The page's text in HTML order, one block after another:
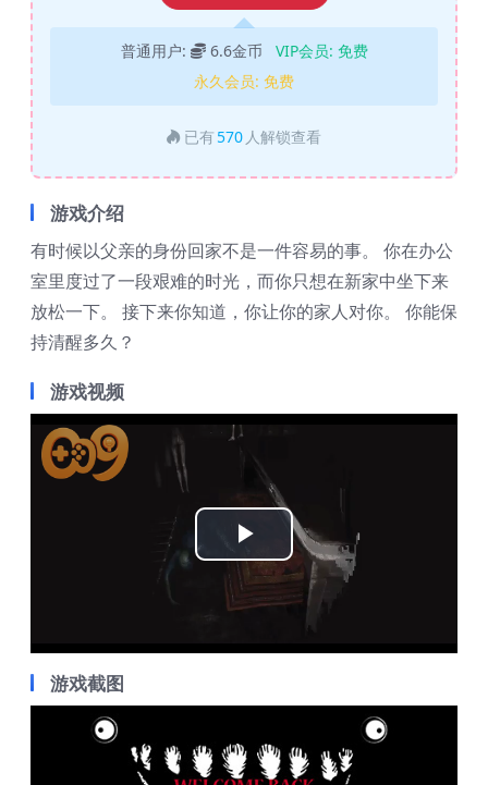
普通用户: 6.6金币 VIP会员: 免费
永久会员: 免费
已有 570 人解锁查看
游戏介绍
有时候以父亲的身份回家不是一件容易的事。 你在办公
室里度过了一段艰难的时光，而你只想在新家中坐下来
放松一下。 接下来你知道，你让你的家人对你。 你能保
持清醒多久？
游戏视频
Play
Video
游戏截图